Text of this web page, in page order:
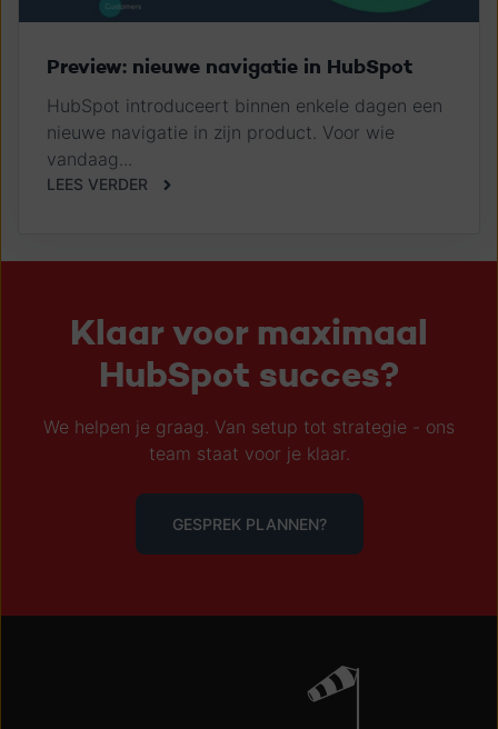
Preview: nieuwe navigatie in HubSpot
HubSpot introduceert binnen enkele dagen een
nieuwe navigatie in zijn product. Voor wie
vandaag...
LEES VERDER
Klaar voor maximaal
HubSpot succes?
We helpen je graag. Van setup tot strategie - ons
team staat voor je klaar.
GESPREK PLANNEN?